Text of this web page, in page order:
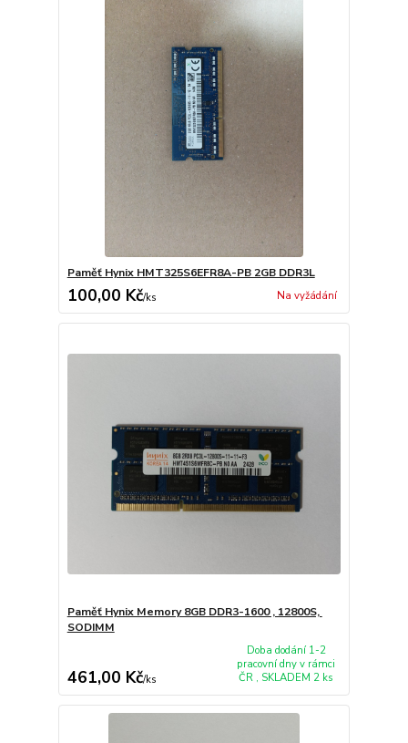
Paměť Hynix HMT325S6EFR8A-PB 2GB DDR3L
100,00 Kč/ks Na vyžádání
Paměť Hynix Memory 8GB DDR3-1600 , 12800S,
SODIMM
461,00 Kč/ks
Doba dodání 1-2
pracovní dny v rámci
ČR , SKLADEM 2 ks